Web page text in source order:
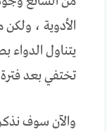
الأدوية ،
يتناول
تختفي بعد
والآن سوف نذكر